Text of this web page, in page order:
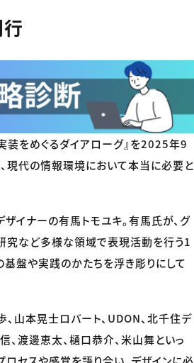
装をめぐるダイアローグ』を2025年9
現代の情報環境において本当に必要と
イナーの有馬トモユキ。有馬氏が、グ
研究など多様な領域で表現活動を行う1
盤や実践のかたちを浮き彫りにして
山本晃士ロバート、UDON、北千住デ
、渡邊恵太、樋口恭介、米山舞といっ